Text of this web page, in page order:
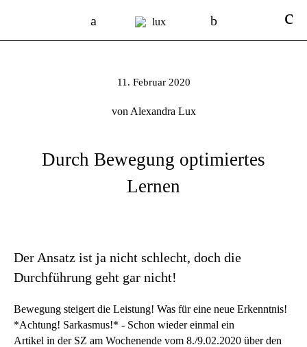
11. Februar 2020
von Alexandra Lux
Durch Bewegung optimiertes
Lernen
Der Ansatz ist ja nicht schlecht, doch die
Durchführung geht gar nicht!
Bewegung steigert die Leistung! Was für eine neue Erkenntnis!
*Achtung! Sarkasmus!* - Schon wieder einmal ein
Artikel in der SZ am Wochenende vom 8./9.02.2020 über den